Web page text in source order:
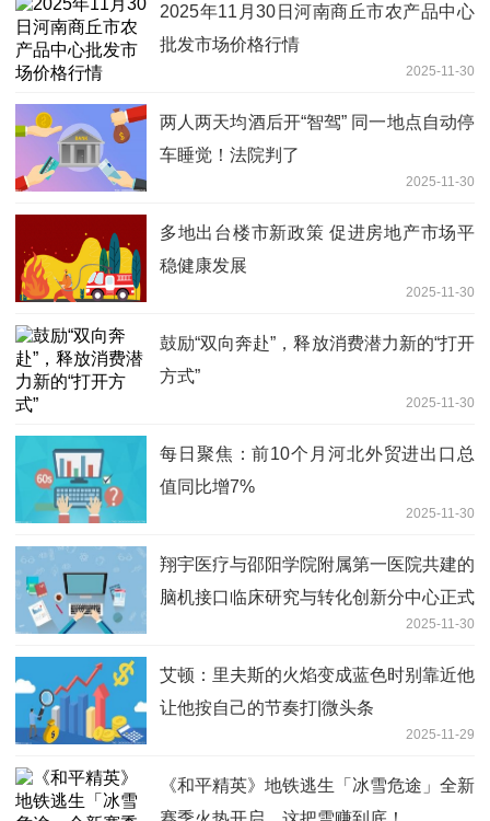
2025年11月30日河南商丘市农产品中心
批发市场价格行情
2025-11-30
两人两天均酒后开“智驾” 同一地点自动停
车睡觉！法院判了
2025-11-30
多地出台楼市新政策 促进房地产市场平
稳健康发展
2025-11-30
鼓励“双向奔赴”，释放消费潜力新的“打开
方式”
2025-11-30
每日聚焦：前10个月河北外贸进出口总
值同比增7%
2025-11-30
翔宇医疗与邵阳学院附属第一医院共建的
脑机接口临床研究与转化创新分中心正式
2025-11-30
艾顿：里夫斯的火焰变成蓝色时别靠近他
让他按自己的节奏打|微头条
2025-11-29
《和平精英》地铁逃生「冰雪危途」全新